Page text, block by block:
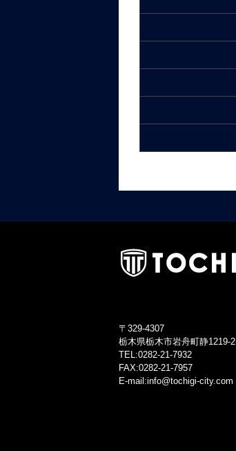
〒329-4307
栃木県栃木市岩舟町静1219-2
TEL:0282-21-7932
FAX:0282-21-7957
E-mail:info@tochigi-city.com